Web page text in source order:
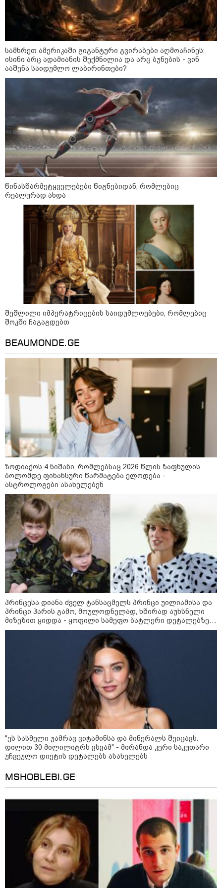
აგვისტო აგარაკზე: ეს 5 საქმე
უნდა მოასწროთ შემოდგომის
დადგომამდე
ფული ამ ზოდიაქოს ნიშნების
ხელში აღმოჩნდება: ვინ
გამდიდრდება?
როგორ ჩავიცვათ 40 წლის
შემდეგ: მილიონერების
სტილისტის 8 ოქროს წესი და
აუცილებელი სამოსი
მსოფლიო
09:52 / 07-08-2026
"რაკეტები ჩვენც გვჭირდება" - დონალდ
ტრამპი უკრაინისთვის Patriot-ის
რაკეტების გაგზავნაზე
13:24 / 07-08-2026
ევროპაში საწვავის ფასები
მკვეთრად შეიცვალა - რომელ
ქვეყნებშია ბენზინი ყველაზე
ძვირი და ყველაზე იაფი
09:05 / 07-08-2026
მკვლელობა პირდაპირ ეთერში:
ცნობილ "ტიკტოკერს" ლაივის
დროს ესროლეს, ის ადგილზე
გარდაიცვალა - რას ამბობს
მომხდარზე მექსიკის პოლიცია
23:15 / 06-08-2026
“არ მინდა, ბაიდენივით
სცენიდან გადავარდეს“ -
დონალდ ტრამპის სიტყვით
გამოსვლისას დამსწრეები
სახალისო შემთხვევის მოწმენი
გახდნენ
10:52 / 06-08-2026
ვაშინგტონს რაკეტების
დეფიციტი აქვს? - მედიის
ცნობით, დონალდ ტრამპი პიტ
ჰეგსეთს დაუპირისპირდა:
დეტალები
კატეგორიის ყველა სიახლე
პროკურორი ნია იმნაძის საქმეზე -
ალექსანდრე გაბაშვილისთვის,
ასეთი წარსული გამოცდილების
ადამიანისთვის ინფორმაციის
მიწოდება, რომ მასწავლებელი
სექსუალურად ავიწროებდა,
ფაქტობრივად, წაქეზება იყო
პროკურორი - მოვიპოვეთ ფარული
სამხრეთ ამერიკაში გიგანტური გვირაბები აღმოაჩინეს:
ისინი არც ადამიანის შექმნილია და არც ბუნების - ვინ
ააშენა საიდუმლო ლაბირინთები?
წინასწარმეტყველებები წიგნებიდან, რომლებიც
რეალურად ახდა
შეშლილი იმპერატრიცების საიდუმლოებები, რომლებიც
შოკში ჩაგაგდებთ
BEAUMONDE.GE
ზოდიაქოს 4 ნიშანი, რომლებსაც 2026 წლის ზაფხულის
ბოლომდე ფინანსური წარმატება ელოდება -
ასტროლოგები ასახელებენ
პრინცესა დიანა ძველ ტანსაცმელს პრინცი უილიამისა და
პრინცი ჰარის გამო, მოულოდნელად, ხშირად აუხსნელი
მიზეზით ყიდდა - ყოფილი სამეფო ბატლერი დეტალებზე
საკუთარ წიგნში საუბრობს
"ეს სასმელი უამრავ ვიტამინსა და მინერალს შეიცავს.
დილით 30 მილილიტრს ვსვამ" - მირანდა კერი საკუთარი
უჩვეულო დიეტის დეტალებს ასახელებს
MSHOBLEBI.GE